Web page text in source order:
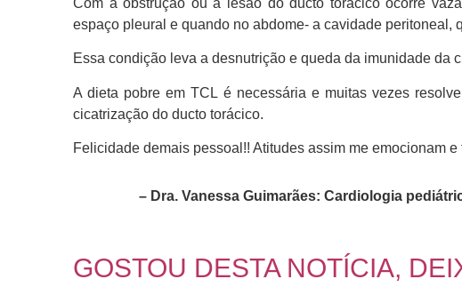
espaço pleural e quando no abdome- a cavidade peritoneal,
Essa condição leva a desnutrição e queda da imunidade da
A dieta pobre em TCL é necessária e muitas vezes
cicatrização do ducto torácico.
Felicidade demais pessoal!! Atitudes assim me emocionam
– Dra. Vanessa Guimarães: Cardiologia
GOSTOU DESTA NOTÍCIA,